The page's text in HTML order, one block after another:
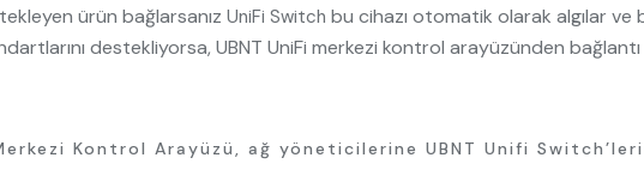
ürün bağlarsanızUniFi Switch bu cihazı otomatik olarak algılar ve
destekliyorsa, UBNT UniFi merkezi kontrol arayüzünden bağlantı
Kontrol Arayüzü, ağ yöneticilerine UBNT Unifi